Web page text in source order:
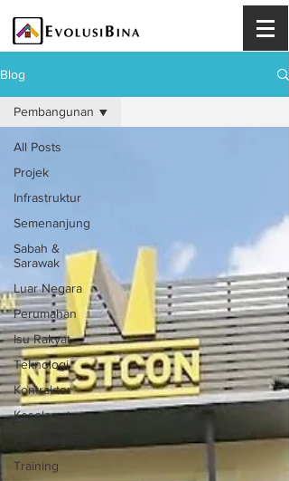
Blog
All Posts
Projek
Infrastruktur
Semenanjung
Sabah &
Sarawak
Luar Negara
Perumahan
Isu Rakyat
Teknologi
Kontraktor
Keselamatan
Training
Pembangunan